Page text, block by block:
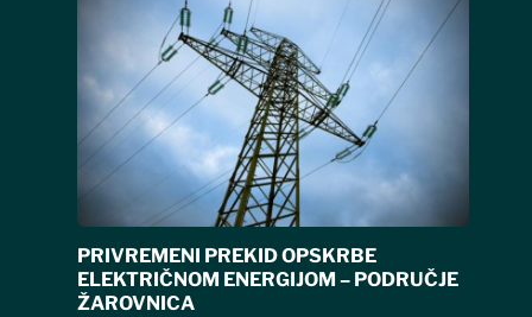
PRIVREMENI PREKID OPSKRBE
ELEKTRIČNOM ENERGIJOM – PODRUČJE
ŽAROVNICA